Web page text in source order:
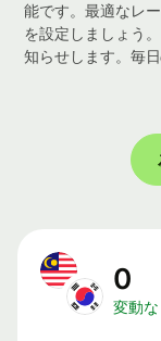
能です。最適なレ
を設定しましょう
知らせします。毎
0
変動な